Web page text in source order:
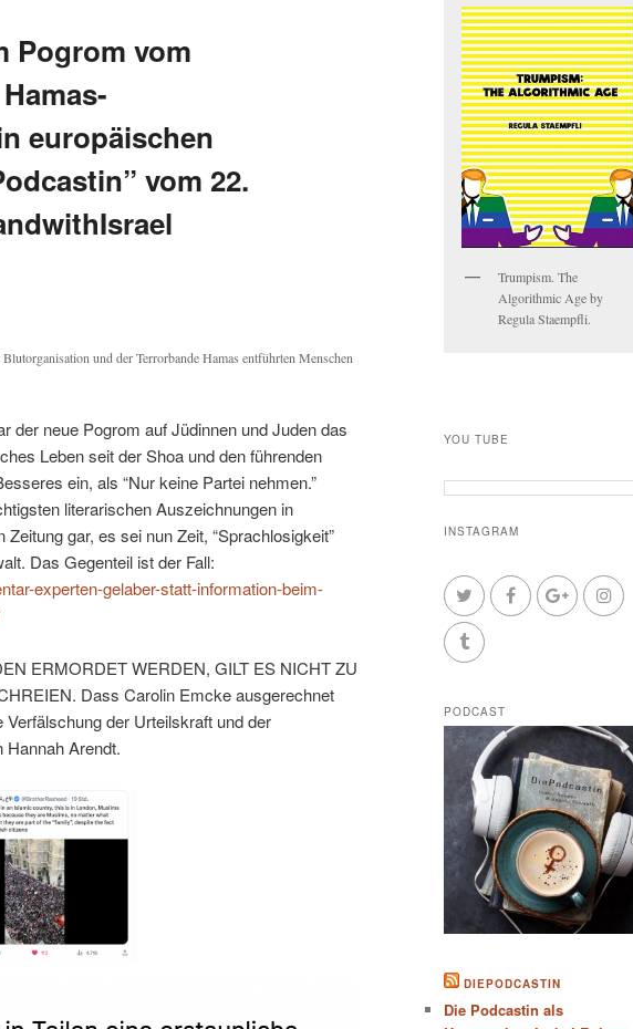
Pogrom vom
europäischen
vom 22.
und der Terrorbande Hamas entführten Menschen
der neue Pogrom auf Jüdinnen und Juden das
Leben seit der Shoa und den führenden
ein, als “Nur keine Partei nehmen.”
literarischen Auszeichnungen in
gar, es sei nun Zeit, “Sprachlosigkeit”
Das Gegenteil ist der Fall:
experten-gelaber-statt-information-beim-
ERMORDET WERDEN, GILT ES NICHT ZU
Dass Carolin Emcke ausgerechnet
der Urteilskraft und der
Hannah Arendt.
Trumpism. The
Algorithmic Age by
Regula Staempfli.
YOU TUBE
INSTAGRAM
PODCAST
DIEPODCASTIN
Die Podcastin als